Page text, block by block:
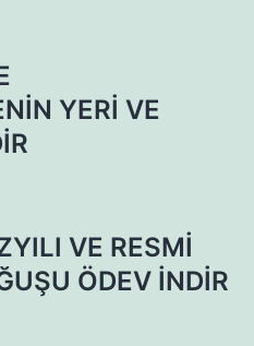
YERİ VE
VE RESMİ
ÖDEV İNDİR